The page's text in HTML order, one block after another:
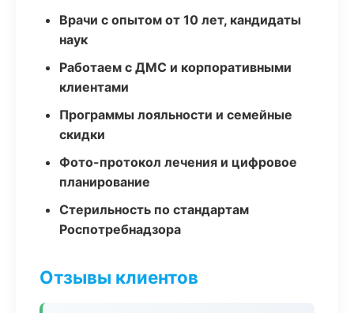
Врачи с опытом от 10 лет, кандидаты
наук
Работаем с ДМС и корпоративными
клиентами
Программы лояльности и семейные
скидки
Фото-протокол лечения и цифровое
планирование
Стерильность по стандартам
Роспотребнадзора
Отзывы клиентов